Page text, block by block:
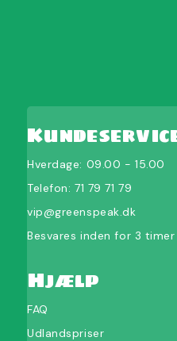
Hverdage: 09.00 - 15.00
Telefon:71 79 71 79
vip@greenspeak.dk
Besvares inden for 3
Hjælp
FAQ
Udlandspriser